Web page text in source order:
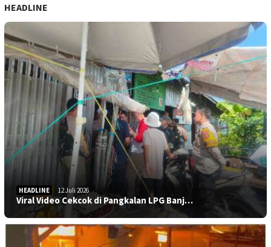
HEADLINE
HEADLINE 12 Juli 2026
Viral Video Cekcok di Pangkalan LPG Banj…